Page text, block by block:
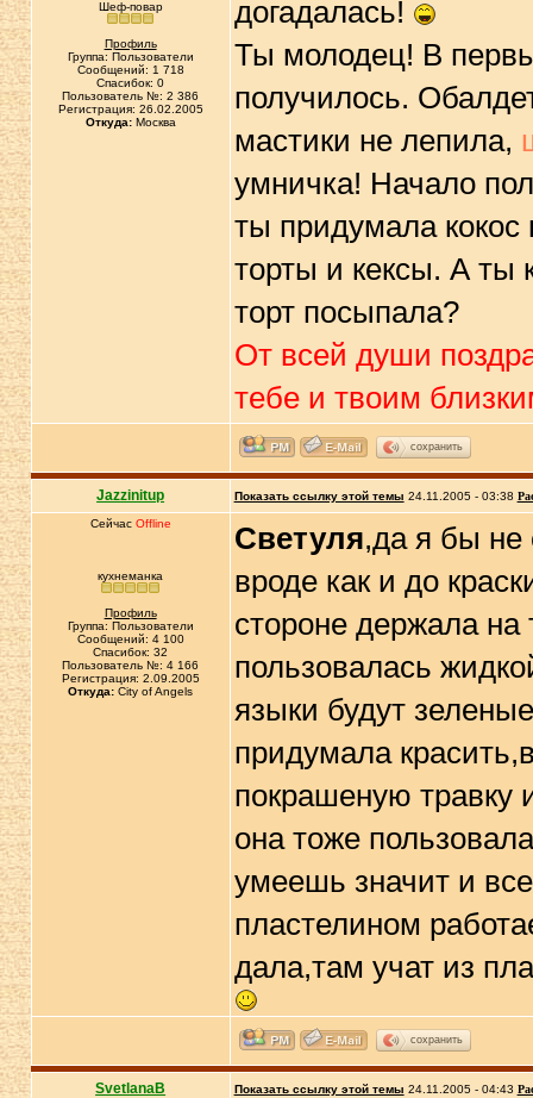
Шеф-повар
Профиль
Группа: Пользователи
Сообщений: 1 718
Спасибок: 0
Пользователь №: 2 386
Регистрация: 26.02.2005
Откуда:Москва
догадалась!
Ты молодец! В
получилось.
мастики не лепила,
умничка! Начало
ты придумала кокос
торты и кексы. А ты
торт посыпала?
От всей души
тебе и твоим
сохранить
Jazzinitup Показать ссылку этой темы 24.11.2005 - 03:38
Сейчас Offline
кухнеманка
Профиль
Группа: Пользователи
Сообщений: 4 100
Спасибок: 32
Пользователь №: 4 166
Регистрация: 2.09.2005
Откуда: City of Angels
Светуля,да я бы не
вроде как и до
стороне держала на
пользовалась
языки будут
придумала
покрашеную травку
она тоже
умеешь значит и
пластелином
дала,там учат из
сохранить
SvetlanaB Показать ссылку этой темы 24.11.2005 - 04:43